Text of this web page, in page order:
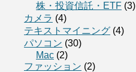
株・投資信託・ETF (3)
カメラ (4)
テキストマイニング (4)
パソコン (30)
Mac (2)
ファッション (2)